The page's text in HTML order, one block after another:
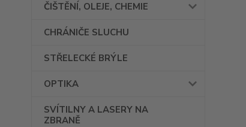
ČIŠTĚNÍ, OLEJE, CHEMIE
CHRÁNIČE SLUCHU
STŘELECKÉ BRÝLE
OPTIKA
SVÍTILNY A LASERY NA
ZBRANĚ